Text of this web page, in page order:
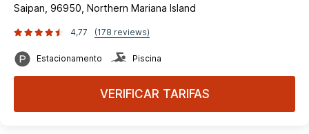
Saipan, 96950, Northern Mariana Island
4,77 (178 reviews)
Estacionamento Piscina
VERIFICAR TARIFAS